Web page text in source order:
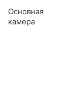
Основная
камера